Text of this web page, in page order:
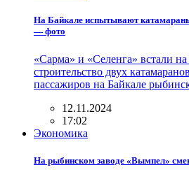
На Байкале испытывают
— фото
«Сарма» и «Селенга» встали
строительство двух
пассажиров на Байкале
12.11.2024
17:02
Экономика
На рыбинском заводе «Вымпел»